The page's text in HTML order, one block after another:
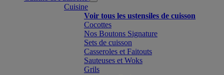
Cuisine
Voir tous les ustensiles de cuisson
Cocottes
Nos Boutons Signature
Sets de cuisson
Casseroles et Faitouts
Sauteuses et Woks
Grils